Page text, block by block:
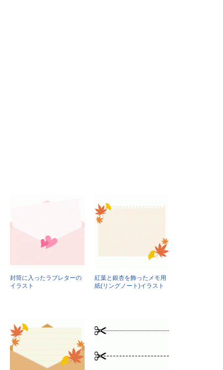
封筒に入ったラブレターの
イラスト
紅葉と銀杏を飾ったメモ用
紙(リングノート)イラスト